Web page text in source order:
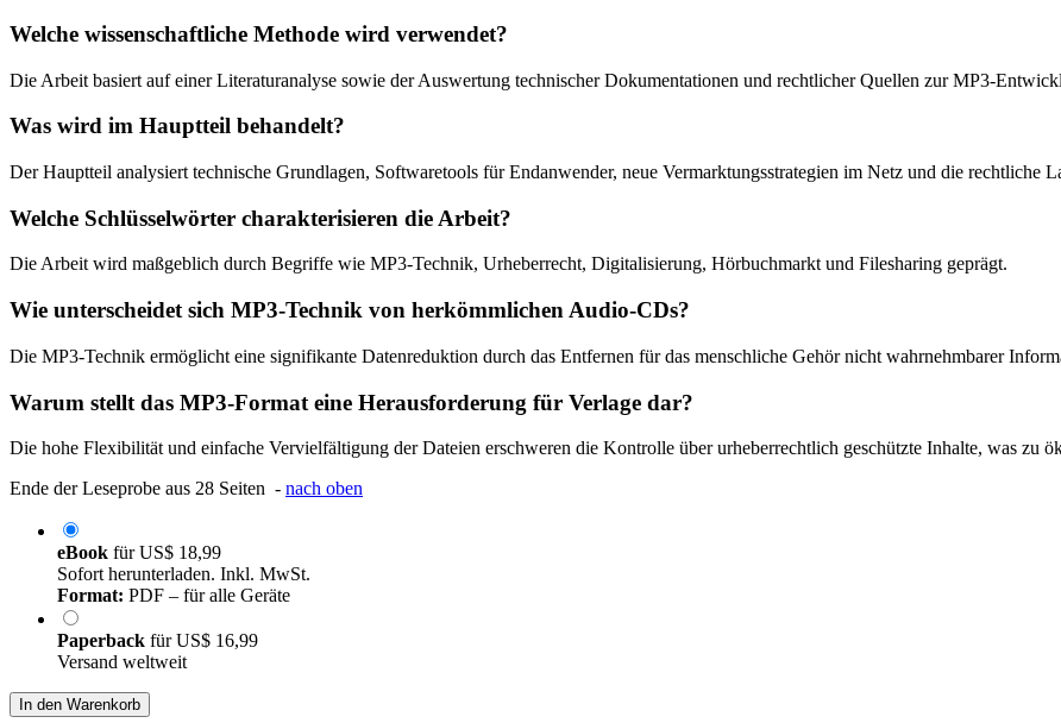
Welche wissenschaftliche Methode wird verwendet?
Die Arbeit basiert auf einer Literaturanalyse sowie der Auswertung technischer Dokumentationen und rechtlicher Quellen zur MP3-
Was wird im Hauptteil behandelt?
Der Hauptteil analysiert technische Grundlagen, Softwaretools für Endanwender, neue Vermarktungsstrategien im Netz und die rechtliche
Welche Schlüsselwörter charakterisieren die Arbeit?
Die Arbeit wird maßgeblich durch Begriffe wie MP3-Technik, Urheberrecht, Digitalisierung, Hörbuchmarkt und Filesharing geprägt.
Wie unterscheidet sich MP3-Technik von herkömmlichen Audio-CDs?
Die MP3-Technik ermöglicht eine signifikante Datenreduktion durch das Entfernen für das menschliche Gehör nicht wahrnehmbarer
Warum stellt das MP3-Format eine Herausforderung für Verlage dar?
Die hohe Flexibilität und einfache Vervielfältigung der Dateien erschweren die Kontrolle über urheberrechtlich geschützte Inhalte, was zu
Ende der Leseprobe aus 28 Seiten - nach oben
eBook fürUS$ 18,99
Sofort herunterladen. Inkl. MwSt.
Format: PDF – für alle Geräte
Paperback fürUS$ 16,99
Versand weltweit
In den Warenkorb